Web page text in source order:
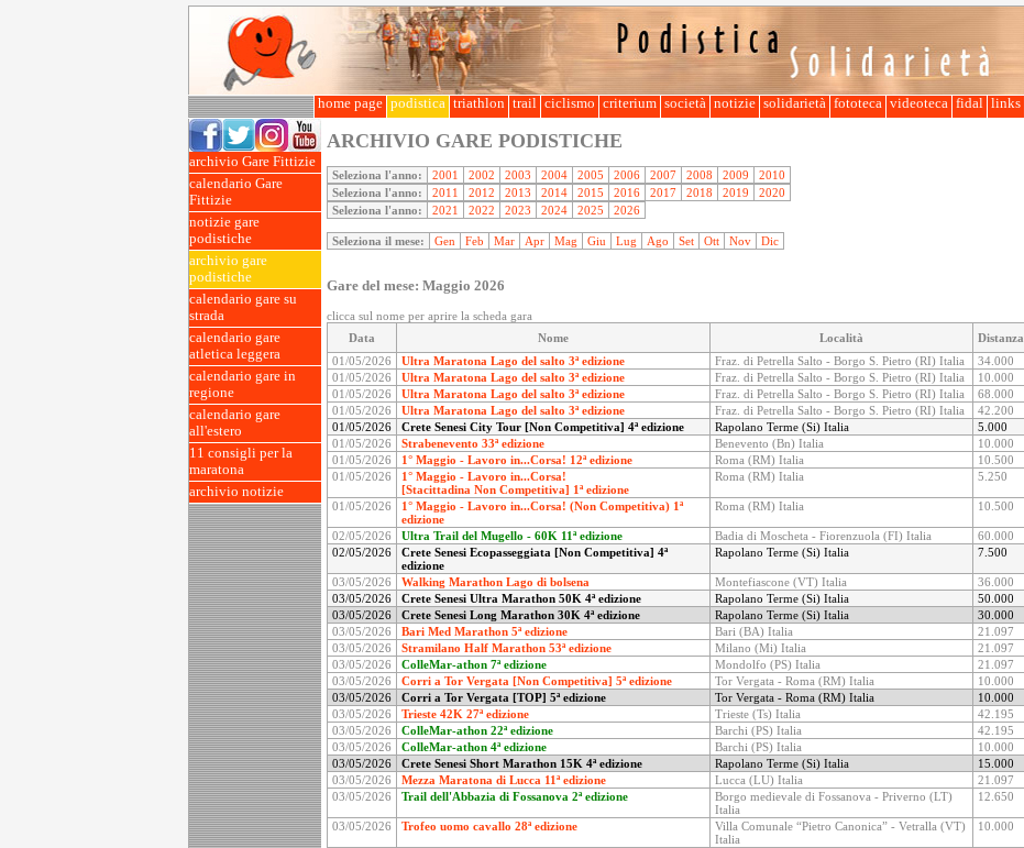
home page podistica triathlon trail ciclismo criterium società notizie solidarietà fototeca videoteca fidal links
archivio Gare Fittizie
calendario Gare
Fittizie
notizie gare
podistiche
archivio gare
podistiche
calendario gare su
strada
calendario gare
atletica leggera
calendario gare in
regione
calendario gare
all'estero
11 consigli per la
maratona
archivio notizie
ARCHIVIO GARE PODISTICHE
Seleziona l'anno: 2001 2002 2003 2004 2005 2006 2007 2008 2009
2010
Seleziona l'anno:
2011 2012 2013 2014 2015 2016 2017 2018 2019
2020
Seleziona l'anno:
2021 2022 2023 2024 2025 2026
Seleziona il mese: Gen Feb Mar Apr Mag Giu Lug Ago Set Ott Nov Dic
Gare del mese: Maggio 2026
clicca sul nome per aprire la scheda gara
Data
Nome Località Distanza
01/05/2026
Ultra Maratona Lago del salto 3ª edizione Fraz. di Petrella Salto - Borgo S. Pietro (RI) Italia 34.000
01/05/2026
Ultra Maratona Lago del salto 3ª edizione Fraz. di Petrella Salto - Borgo S. Pietro (RI) Italia 10.000
01/05/2026
Ultra Maratona Lago del salto 3ª edizione Fraz. di Petrella Salto - Borgo S. Pietro (RI) Italia 68.000
01/05/2026
Ultra Maratona Lago del salto 3ª edizione Fraz. di Petrella Salto - Borgo S. Pietro (RI) Italia 42.200
01/05/2026
Crete Senesi City Tour [Non Competitiva] 4ª edizione Rapolano Terme (Si) Italia 5.000
01/05/2026
Strabenevento 33ª edizione Benevento (Bn) Italia 10.000
01/05/2026
1° Maggio - Lavoro in...Corsa! 12ª edizione Roma (RM) Italia 10.500
01/05/2026
1° Maggio - Lavoro in...Corsa!
[Stacittadina Non Competitiva] 1ª edizione
Roma (RM) Italia 5.250
01/05/2026
1° Maggio - Lavoro in...Corsa! (Non Competitiva) 1ª
edizione
Roma (RM) Italia 10.500
02/05/2026 Ultra Trail del Mugello - 60K 11ª edizione Badia di Moscheta - Fiorenzuola (FI) Italia 60.000
02/05/2026
Crete Senesi Ecopasseggiata [Non Competitiva] 4ª
edizione
Rapolano Terme (Si) Italia 7.500
03/05/2026 Walking Marathon Lago di bolsena Montefiascone (VT) Italia 36.000
03/05/2026
Crete Senesi Ultra Marathon 50K 4ª edizione Rapolano Terme (Si) Italia 50.000
03/05/2026
Crete Senesi Long Marathon 30K 4ª edizione Rapolano Terme (Si) Italia 30.000
03/05/2026
Bari Med Marathon 5ª edizione Bari (BA) Italia 21.097
03/05/2026
Stramilano Half Marathon 53ª edizione Milano (Mi) Italia 21.097
03/05/2026
ColleMar-athon 7ª edizione Mondolfo (PS) Italia 21.097
03/05/2026
Corri a Tor Vergata [Non Competitiva] 5ª edizione Tor Vergata - Roma (RM) Italia 10.000
03/05/2026
Corri a Tor Vergata [TOP] 5ª edizione Tor Vergata - Roma (RM) Italia 10.000
03/05/2026
Trieste 42K 27ª edizione Trieste (Ts) Italia 42.195
03/05/2026
ColleMar-athon 22ª edizione Barchi (PS) Italia 42.195
03/05/2026
ColleMar-athon 4ª edizione Barchi (PS) Italia 10.000
03/05/2026
Crete Senesi Short Marathon 15K 4ª edizione Rapolano Terme (Si) Italia 15.000
03/05/2026
Mezza Maratona di Lucca 11ª edizione Lucca (LU) Italia 21.097
03/05/2026
Trail dell'Abbazia di Fossanova 2ª edizione
Borgo medievale di Fossanova - Priverno (LT)
Italia
12.650
03/05/2026 Trofeo uomo cavallo 28ª edizione
Villa Comunale “Pietro Canonica” - Vetralla (VT)
Italia
10.000